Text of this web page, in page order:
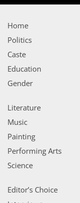
Home
Politics
Caste
Education
Gender
Literature
Music
Painting
Performing Arts
Science
Editor’s Choice